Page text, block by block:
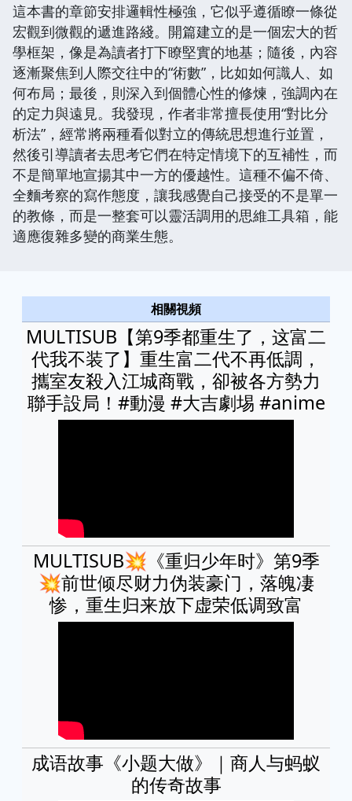
這本書的章節安排邏輯性極強，它似乎遵循瞭一條從
宏觀到微觀的遞進路綫。開篇建立的是一個宏大的哲
學框架，像是為讀者打下瞭堅實的地基；隨後，內容
逐漸聚焦到人際交往中的“術數”，比如如何識人、如
何布局；最後，則深入到個體心性的修煉，強調內在
的定力與遠見。我發現，作者非常擅長使用“對比分
析法”，經常將兩種看似對立的傳統思想進行並置，
然後引導讀者去思考它們在特定情境下的互補性，而
不是簡單地宣揚其中一方的優越性。這種不偏不倚、
全麵考察的寫作態度，讓我感覺自己接受的不是單一
的教條，而是一整套可以靈活調用的思維工具箱，能
適應復雜多變的商業生態。
相關視頻
MULTISUB【第9季都重生了，这富二
代我不装了】重生富二代不再低調，
攜室友殺入江城商戰，卻被各方勢力
聯手設局！#動漫 #大吉劇埸 #anime
MULTISUB💥《重归少年时》第9季
💥前世倾尽财力伪装豪门，落魄凄
惨，重生归来放下虚荣低调致富
成语故事《小题大做》｜商人与蚂蚁
的传奇故事